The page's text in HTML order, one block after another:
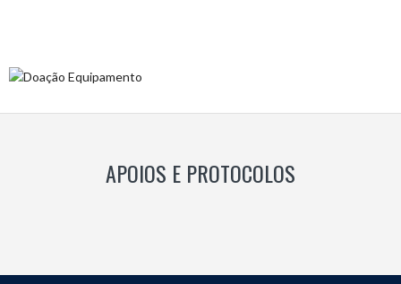
APOIOS E PROTOCOLOS